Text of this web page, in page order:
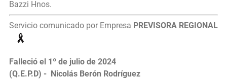
Bazzi Hnos.
Servicio comunicado por Empresa PREVISORA REGIONAL
Falleció el 1º de julio de 2024
(Q.E.P.D) - Nicolás Berón Rodríguez